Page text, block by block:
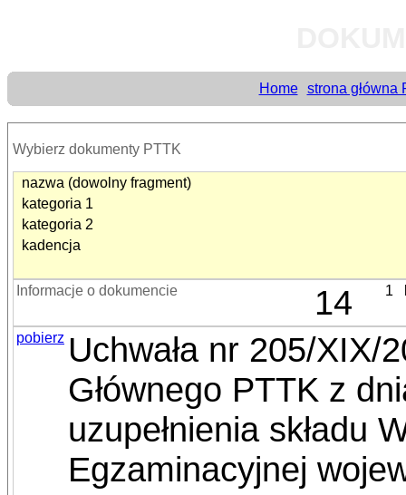
Home strona główna
Wybierz dokumenty PTTK
nazwa (dowolny fragment)
kategoria 1
kategoria 2
kadencja
Informacje o dokumencie 14 1
pobierz Uchwała nr 205/XIX/
Głównego PTTK z
uzupełnienia składu
Egzaminacyjnej